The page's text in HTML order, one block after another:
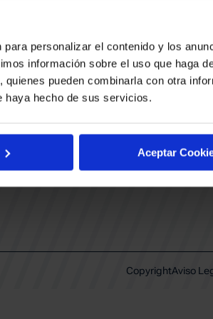
personalizar el contenido y los
información sobre el uso que haga
pueden combinarla con otra
haya hecho de sus servicios.
Aceptar
BASKONIA-ALAVÉS
Vitoria-Gasteiz
CopyrightAviso